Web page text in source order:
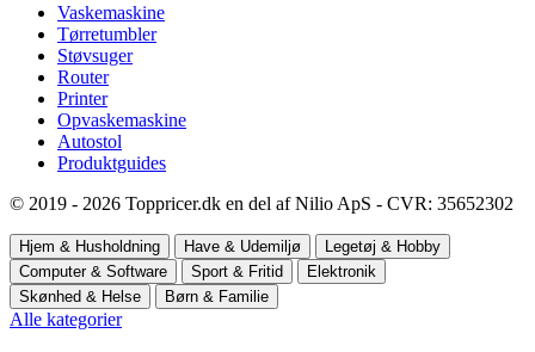
Vaskemaskine
Tørretumbler
Støvsuger
Router
Printer
Opvaskemaskine
Autostol
Produktguides
© 2019 - 2026 Toppricer.dk en del af Nilio ApS - CVR: 35652302
Hjem & Husholdning Have & Udemiljø
Legetøj & Hobby
Computer & Software
Sport & Fritid
Elektronik
Skønhed & Helse
Børn & Familie
Alle kategorier